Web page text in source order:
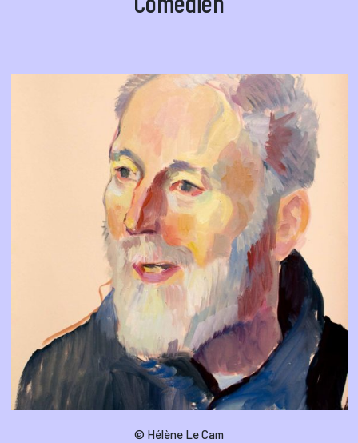
© Hélène Le Cam